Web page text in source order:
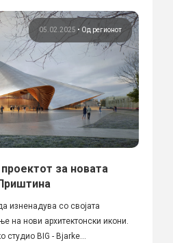
05.02.2025 • Од регионот
за новата
изненадува со својата
на нови архитектонски икони.
студио BIG - Bjarke...